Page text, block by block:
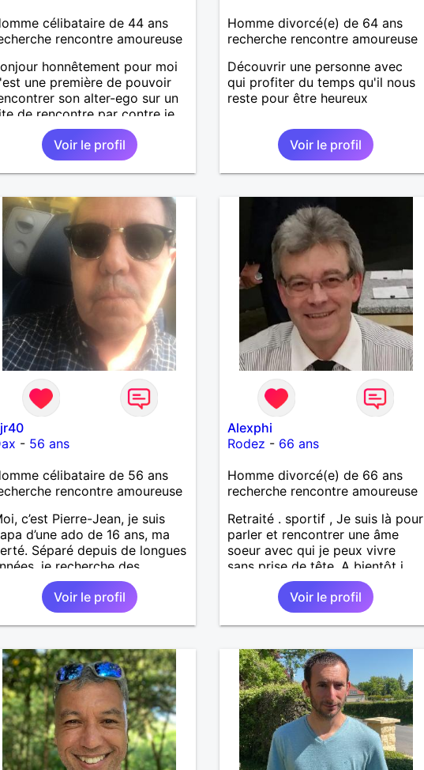
célibataire de 44 ans
rencontre amoureuse
honnêtement pour moi
une première de pouvoir
son alter-ego sur un
de rencontre par contre je
suis dinamique entreprenant
respectueux audacieuse
attentionné sincères et expressif
j' aime surtout les câlins et à
amour bisous à+ à bientôt
Voir le profil
Homme divorcé(e) de 64 ans
recherche rencontre amoureuse
Découvrir une personne avec
qui profiter du temps qu'il nous
reste pour être heureux
Voir le profil
- 56 ans
célibataire de 56 ans
rencontre amoureuse
c’est Pierre-Jean, je suis
d’une ado de 16 ans, ma
Séparé depuis de longues
je recherche des
affinités amicales afin de
rompre une solitude parfois
difficile à gérer ainsi que casser
vague à l’âme. L’amitié reste
yeux mais peut se décliner en
des sentiments plus puissants.
« Le temps fera son œuvre »
disait Arthur Schopenhauer,
philosophe allemand que j’adore.
J’aime discuter sans pour autant
être trop locace. Je suis bourré
Voir le profil
Alexphi
Rodez - 66 ans
Homme divorcé(e) de 66 ans
recherche rencontre amoureuse
Retraité . sportif , Je suis là pour
parler et rencontrer une âme
soeur avec qui je peux vivre
sans prise de tête. A bientôt j
espère . Amicalement
Voir le profil